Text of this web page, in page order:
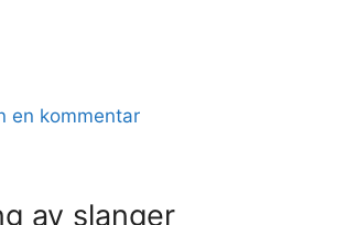
en kommentar
av slanger